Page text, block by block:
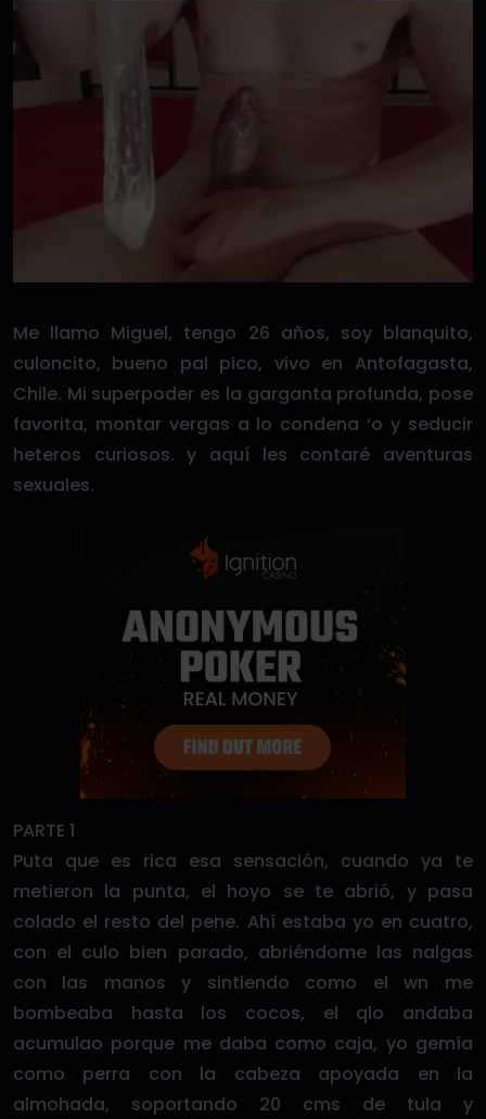
Me llamo Miguel, tengo 26 años, soy blanquito,
culoncito, bueno pal pico, vivo en Antofagasta,
Chile. Mi superpoder es la garganta profunda, pose
favorita, montar vergas a lo condena ‘o y seducir
heteros curiosos. y aquí les contaré aventuras
sexuales.
PARTE 1
Puta que es rica esa sensación, cuando ya te
metieron la punta, el hoyo se te abrió, y pasa
colado el resto del pene. Ahí estaba yo en cuatro,
con el culo bien parado, abriéndome las nalgas
con las manos y sintiendo como el wn me
bombeaba hasta los cocos, el qlo andaba
acumulao porque me daba como caja, yo gemía
como perra con la cabeza apoyada en la
almohada, soportando 20 cms de tula y